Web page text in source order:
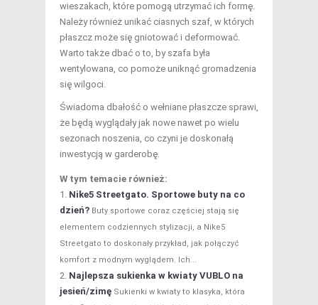
wieszakach, które pomogą utrzymać ich formę.
Należy również unikać ciasnych szaf, w których
płaszcz może się gniotować i deformować.
Warto także dbać o to, by szafa była
wentylowana, co pomoże uniknąć gromadzenia
się wilgoci.
Świadoma dbałość o wełniane płaszcze sprawi,
że będą wyglądały jak nowe nawet po wielu
sezonach noszenia, co czyni je doskonałą
inwestycją w garderobę.
W tym temacie również:
Nike5 Streetgato. Sportowe buty na co
dzień? Buty sportowe coraz częściej stają się
elementem codziennych stylizacji, a Nike5
Streetgato to doskonały przykład, jak połączyć
komfort z modnym wyglądem. Ich...
Najlepsza sukienka w kwiaty VUBLO na
jesień/zimę Sukienki w kwiaty to klasyka, która